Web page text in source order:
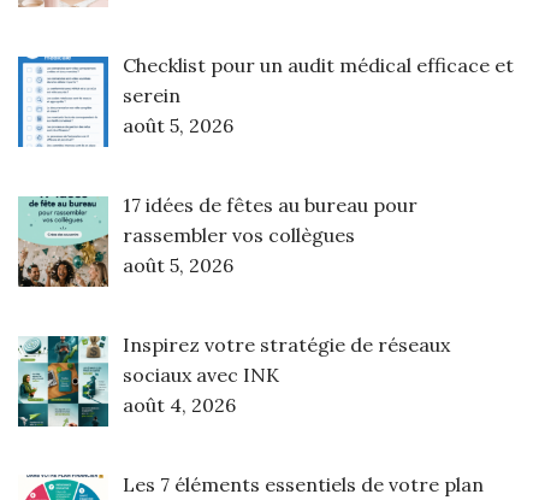
Checklist pour un audit médical efficace et
serein
août 5, 2026
17 idées de fêtes au bureau pour
rassembler vos collègues
août 5, 2026
Inspirez votre stratégie de réseaux
sociaux avec INK
août 4, 2026
Les 7 éléments essentiels de votre plan